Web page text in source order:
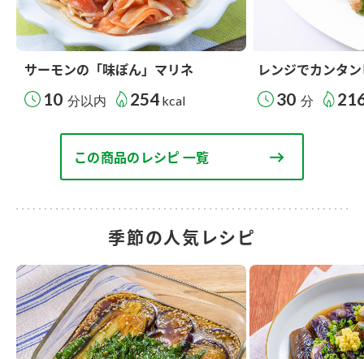
サーモンの「味ぽん」マリネ
10 分以内 254 kcal
レンジでカンタ
30 分
この商品のレシピ 一覧
季節の人気レシピ